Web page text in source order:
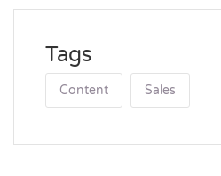
Tags
Content Sales